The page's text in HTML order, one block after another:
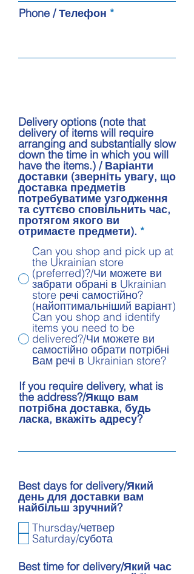
Phone / Телефон
Delivery options (note that
delivery of items will require
arranging and substantially slow
down the time in which you will
have the items.) / Варіанти
доставки (зверніть увагу, що
доставка предметів
потребуватиме узгодження
та суттєво сповільнить час,
протягом якого ви
отримаєте предмети). *
Can you shop and pick up at
the Ukrainian store
(preferred)?/Чи можете ви
забрати обрані в Ukrainian
store речі самостійно?
(найоптимальніший варіант)
Can you shop and identify
items you need to be
delivered?/Чи можете ви
самостійно обрати потрібні
Вам речі в Ukrainian store?
If you require delivery, what is
the address?/Якщо вам
потрібна доставка, будь
ласка, вкажіть адресу?
Best days for delivery/Який
день для доставки вам
найбільш зручний?
Thursday/четвер
Saturday/субота
Best time for delivery/Який час